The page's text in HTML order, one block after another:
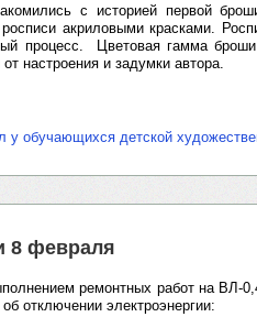
с историей первой
акриловыми красками.
процесс. Цветовая гамма
настроения и задумки автора.
у обучающихся детской
8 февраля
ремонтных работ на ВЛ-
отключении электроэнергии: